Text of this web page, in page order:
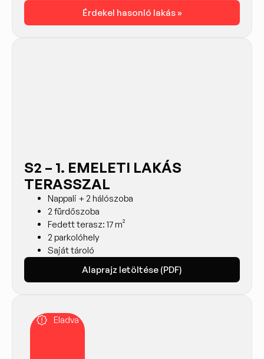
Érdekel hasonló lakás »
S2 – 1. EMELETI LAKÁS
TERASSZAL
Nappali + 2 hálószoba
2 fürdőszoba
Fedett terasz: 17 m²
2 parkolóhely
Saját tároló
Alaprajz letöltése (PDF)
Eladva